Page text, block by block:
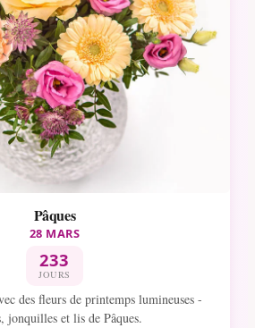
Pâques
28 MARS
233
JOURS
des fleurs de printemps lumineuses -
jonquilles et lis de Pâques.